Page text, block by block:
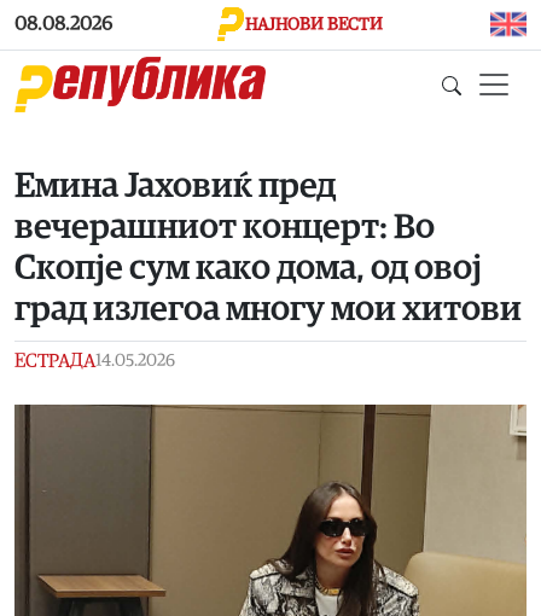
Skip to main content
08.08.2026 НАЈНОВИ ВЕСТИ
Емина Јаховиќ пред
вечерашниот концерт: Во
Скопје сум како дома, од овој
град излегоа многу мои хитови
ЕСТРАДА14.05.2026